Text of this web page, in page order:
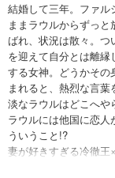
結婚して三年。ファ
ままラウルからずっ
ばれ、状況は散々。
を迎えて自分とは離
する女神。どうかその
まれると、熱烈な言
淡なラウルはどこへや
ラウルには他国に恋
ういうこと!?
妻が好きすぎる冷徹王